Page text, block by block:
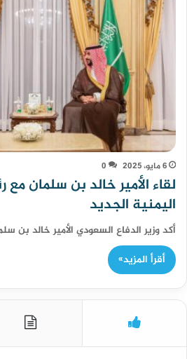
6 مايو، 2025 0
لقاء الأمير خالد بن سلمان
اليمنية الجديد
أكد وزير الدفاع السعودي الأمير خالد بن
أقرأ المزيد»